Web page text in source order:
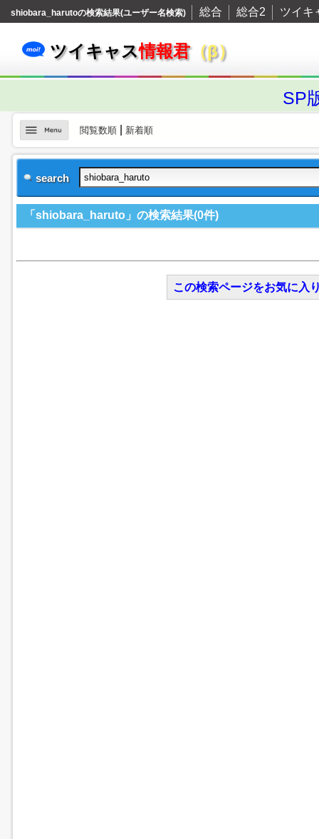
shiobara_harutoの検索結果(ユーザー名検索) 総合 総合2 ツイキ
ツイキャス情報君（β）
SP
閲覧数順| 新着順
search
「shiobara_haruto」の検索結果(0件)
この検索ページをお気に入